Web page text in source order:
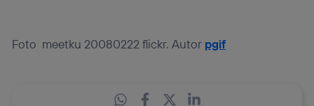
Foto meetku 20080222 flickr. Autor pgif